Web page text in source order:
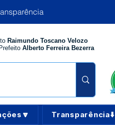
Raimundo Toscano Velozo
Alberto Ferreira Bezerra
Transparência⬇️